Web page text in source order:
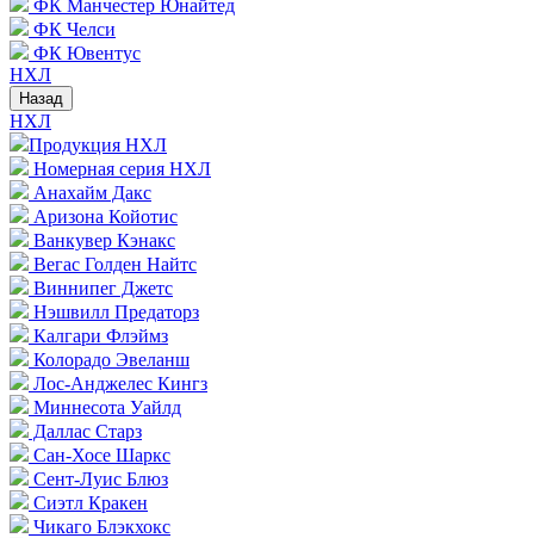
ФК Манчестер Юнайтед
ФК Челси
ФК Ювентус
НХЛ
Назад
НХЛ
Продукция НХЛ
Номерная серия НХЛ
Анахайм Дакс
Аризона Койотис
Ванкувер Кэнакс
Вегас Голден Найтс
Виннипег Джетс
Нэшвилл Предаторз
Калгари Флэймз
Колорадо Эвеланш
Лос-Анджелес Кингз
Миннесота Уайлд
Даллас Старз
Сан-Хосе Шаркс
Сент-Луис Блюз
Сиэтл Кракен
Чикаго Блэкхокс